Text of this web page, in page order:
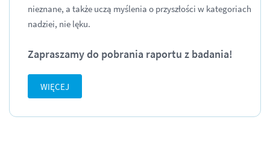
nieznane, a także uczą myślenia o przyszłości w kategoriach
nadziei, nie lęku.
Zapraszamy do pobrania raportu z badania!
WIĘCEJ